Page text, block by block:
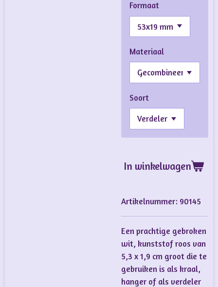
Formaat
Materiaal
Soort
In winkelwagen
Artikelnummer: 90145
Een prachtige gebroken
wit, kunststof roos van
5,3 x 1,9 cm groot die te
gebruiken is als kraal,
hanger of als verdeler